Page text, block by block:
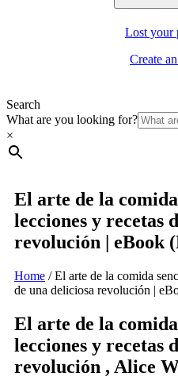
Lost your
Create
Search
What are you looking for?
×
El arte de la
lecciones y recetas
revolución | eBook
Home /El arte de la comida
de una deliciosa revolución |
El arte de la
lecciones y recetas
revolución , Alice